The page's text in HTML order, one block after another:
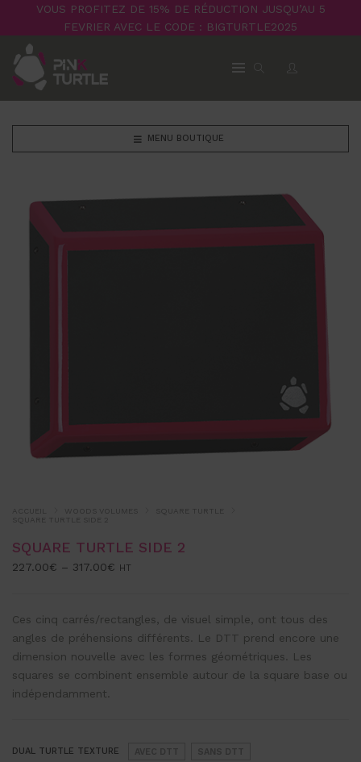
VOUS PROFITEZ DE 15% DE RÉDUCTION JUSQU’AU 5
FEVRIER AVEC LE CODE : BIGTURTLE2025
MENU BOUTIQUE
SQUARE TURTLE
SQUARE TURTLE SIDE 2
SQUARE TURTLE SIDE 2
227.00€ – 317.00€ HT
Ces cinq carrés/rectangles, de visuel simple, ont tous des
angles de préhensions différents. Le DTT prend encore une
dimension nouvelle avec les formes géométriques. Les
squares se combinent ensemble autour de la square base ou
indépendamment.
DUAL TURTLE TEXTURE